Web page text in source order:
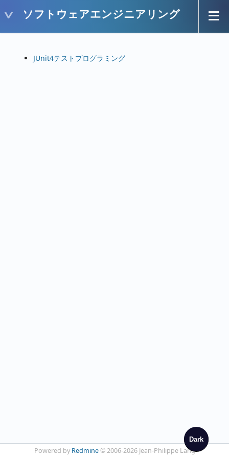
Dark
ソフトウェアエンジニアリング
JUnit4テストプログラミング
Powered by Redmine© 2006-2026 Jean-Philippe Lang